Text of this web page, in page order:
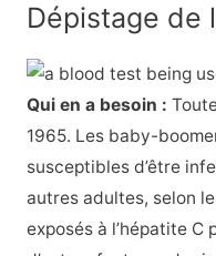
Dépistage de
Qui en a besoin :
1965. Les baby-
susceptibles d’être
autres adultes, selon
exposés à l’hépatite C